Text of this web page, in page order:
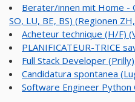
Berater/innen mit Home -
SO, LU, BE, BS) (Regionen
Acheteur technique (H/F)
PLANIFICATEUR-TRICE
Full Stack Developer (Prilly)
Candidatura spontanea
Software Engineer Python